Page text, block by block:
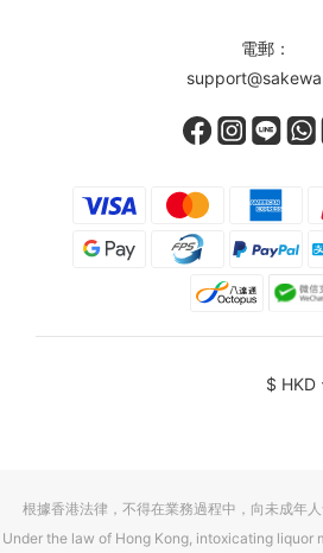
電郵：
$ HKD
根據香港法律，不得在業務過程中，向未成年
Under the law of Hong Kong, intoxicating liquor